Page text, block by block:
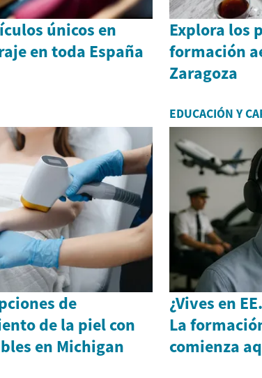
únicos en
en toda España
Explora los
formación
Zaragoza
de
de la piel con
en Michigan
EDUCACIÓN Y
¿Vives en
La
comienza